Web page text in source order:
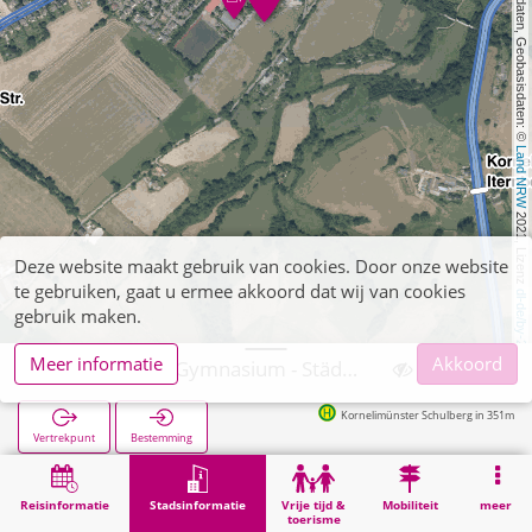
, Kartendaten, Geobasisdaten: ©
Land NRW
2021, Lizenz
dl-de/by-2-0
Reisinformatie Stadsinformatie
Vrije tijd &
toerisme
Mobiliteit meer
Vertrekpunt Bestemming
Kornelimünster Schulberg in 351m
Stadsinformatie Opleiding Aachen, Inda-Gymnasium - Städt. Gymnasium
Deze website maakt gebruik van cookies. Door onze website
te gebruiken, gaat u ermee akkoord dat wij van cookies
gebruik maken.
Meer informatie
Akkoord